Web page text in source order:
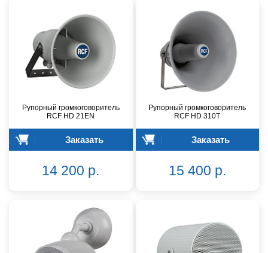
Рупорный громкоговоритель
RCF HD 21EN
Заказать
14 200 р.
Рупорный громкоговоритель
RCF HD 310T
Заказать
15 400 р.